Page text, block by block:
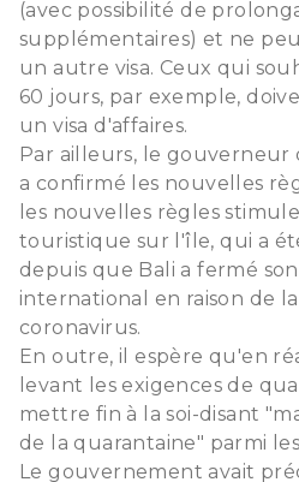
(avec possibilité de
supplémentaires) et ne
un autre visa. Ceux qui
60 jours, par exemple,
un visa d'affaires.
Par ailleurs, le gouverneur
a confirmé les nouvelles
les nouvelles règles
touristique sur l'île, qui a
depuis que Bali a fermé
international en raison de
coronavirus.
En outre, il espère qu'en
levant les exigences de
mettre fin à la soi-disant
de la quarantaine" parmi
Le gouvernement avait